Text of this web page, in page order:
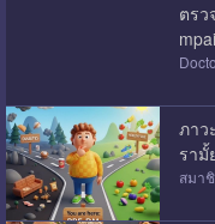
ตรว
ภาว
รามั้
สมา